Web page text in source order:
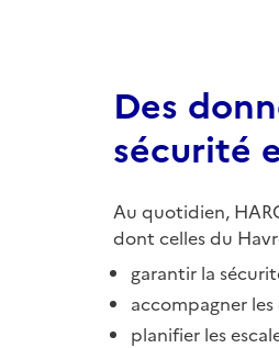
Des
sécurité
Au quotidien,
dont celles du
garantir la
accompagner
planifier les